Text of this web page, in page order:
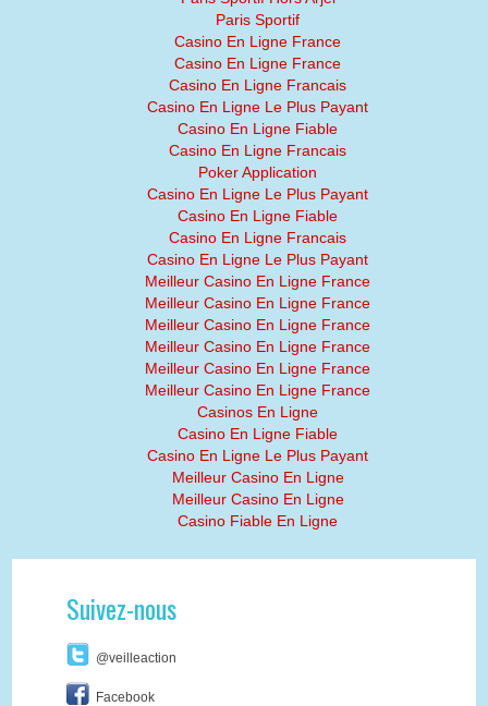
Paris Sportif
Casino En Ligne France
Casino En Ligne France
Casino En Ligne Francais
Casino En Ligne Le Plus Payant
Casino En Ligne Fiable
Casino En Ligne Francais
Poker Application
Casino En Ligne Le Plus Payant
Casino En Ligne Fiable
Casino En Ligne Francais
Casino En Ligne Le Plus Payant
Meilleur Casino En Ligne France
Meilleur Casino En Ligne France
Meilleur Casino En Ligne France
Meilleur Casino En Ligne France
Meilleur Casino En Ligne France
Meilleur Casino En Ligne France
Casinos En Ligne
Casino En Ligne Fiable
Casino En Ligne Le Plus Payant
Meilleur Casino En Ligne
Meilleur Casino En Ligne
Casino Fiable En Ligne
Suivez-nous
@veilleaction
Facebook